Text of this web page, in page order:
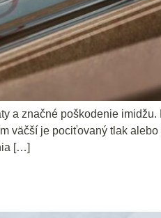
a značné poškodenie
väčší je pociťovaný tlak
[…]